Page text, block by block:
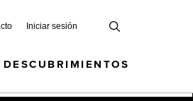
Iniciar sesión
DESCUBRIMIENTOS